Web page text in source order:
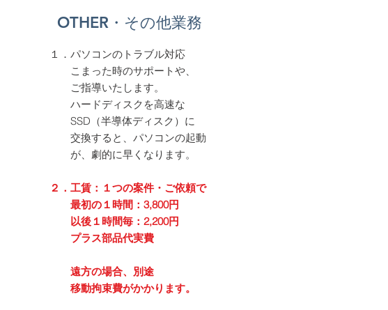
OTHER・その他業務
１．パソコンのトラブル対応
こまった時のサポートや、
ご指導いたします。
ハードディスクを高速な
SSD（半導体ディスク）に
交換すると、パソコンの起動
が、劇的に早くなります。
２．工賃：１つの案件・ご依頼で
最初の１時間：3,800円
以後１時間毎：2,200円
プラス部品代実費
遠方の場合、別途
​ 移動拘束費がかかります。